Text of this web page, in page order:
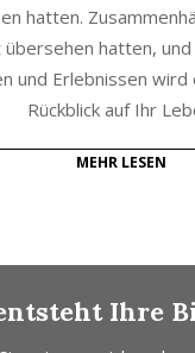
hatten.
hatten, und
und Erlebnissen
Rückblick auf Ihr
MEHR LESEN
Ihre